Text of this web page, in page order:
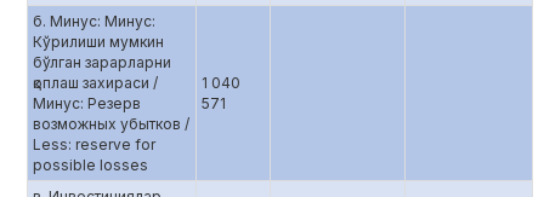
б. Минус: Минус:
Кўрилиши мумкин
бўлган зарарларни
қоплаш захираси /
Минус: Резерв
возможных убытков /
Less: reserve for
possible losses
1 040
571